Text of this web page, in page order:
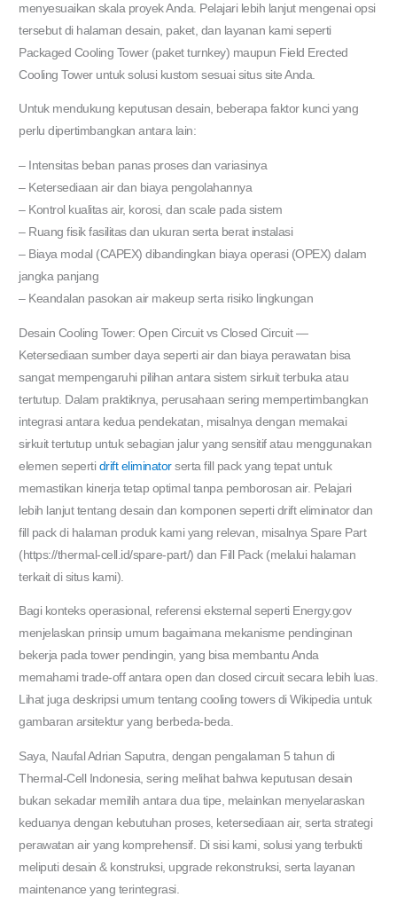
menyesuaikan skala proyek Anda. Pelajari lebih lanjut mengenai opsi
tersebut di halaman desain, paket, dan layanan kami seperti
Packaged Cooling Tower (paket turnkey) maupun Field Erected
Cooling Tower untuk solusi kustom sesuai situs site Anda.
Untuk mendukung keputusan desain, beberapa faktor kunci yang
perlu dipertimbangkan antara lain:
– Intensitas beban panas proses dan variasinya
– Ketersediaan air dan biaya pengolahannya
– Kontrol kualitas air, korosi, dan scale pada sistem
– Ruang fisik fasilitas dan ukuran serta berat instalasi
– Biaya modal (CAPEX) dibandingkan biaya operasi (OPEX) dalam
jangka panjang
– Keandalan pasokan air makeup serta risiko lingkungan
Desain Cooling Tower: Open Circuit vs Closed Circuit —
Ketersediaan sumber daya seperti air dan biaya perawatan bisa
sangat mempengaruhi pilihan antara sistem sirkuit terbuka atau
tertutup. Dalam praktiknya, perusahaan sering mempertimbangkan
integrasi antara kedua pendekatan, misalnya dengan memakai
sirkuit tertutup untuk sebagian jalur yang sensitif atau menggunakan
elemen seperti drift eliminatorserta fill pack yang tepat untuk
memastikan kinerja tetap optimal tanpa pemborosan air. Pelajari
lebih lanjut tentang desain dan komponen seperti drift eliminator dan
fill pack di halaman produk kami yang relevan, misalnya Spare Part
(https://thermal-cell.id/spare-part/) dan Fill Pack (melalui halaman
terkait di situs kami).
Bagi konteks operasional, referensi eksternal seperti Energy.gov
menjelaskan prinsip umum bagaimana mekanisme pendinginan
bekerja pada tower pendingin, yang bisa membantu Anda
memahami trade-off antara open dan closed circuit secara lebih luas.
Lihat juga deskripsi umum tentang cooling towers di Wikipedia untuk
gambaran arsitektur yang berbeda-beda.
Saya, Naufal Adrian Saputra, dengan pengalaman 5 tahun di
Thermal-Cell Indonesia, sering melihat bahwa keputusan desain
bukan sekadar memilih antara dua tipe, melainkan menyelaraskan
keduanya dengan kebutuhan proses, ketersediaan air, serta strategi
perawatan air yang komprehensif. Di sisi kami, solusi yang terbukti
meliputi desain & konstruksi, upgrade rekonstruksi, serta layanan
maintenance yang terintegrasi.